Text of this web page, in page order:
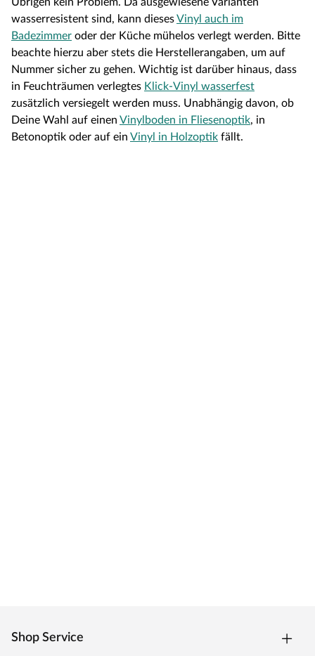
wasserresistent sind, kann diesesVinyl auch im
Badezimmer oder der Küche mühelos verlegt werden. Bitte
beachte hierzu aber stets die Herstellerangaben, um auf
Nummer sicher zu gehen. Wichtig ist darüber hinaus, dass
in Feuchträumen verlegtes Klick-Vinyl wasserfest
zusätzlich versiegelt werden muss. Unabhängig davon, ob
Deine Wahl auf einen Vinylboden in Fliesenoptik, in
Betonoptik oder auf ein Vinyl in Holzoptik fällt.
Shop Service